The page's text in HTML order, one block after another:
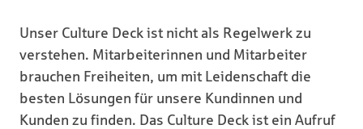
Unser Culture Deck ist nicht als Regelwerk zu
verstehen. Mitarbeiterinnen und Mitarbeiter
brauchen Freiheiten, um mit Leidenschaft die
besten Lösungen für unsere Kundinnen und
Kunden zu finden. Das Culture Deck ist ein Aufruf